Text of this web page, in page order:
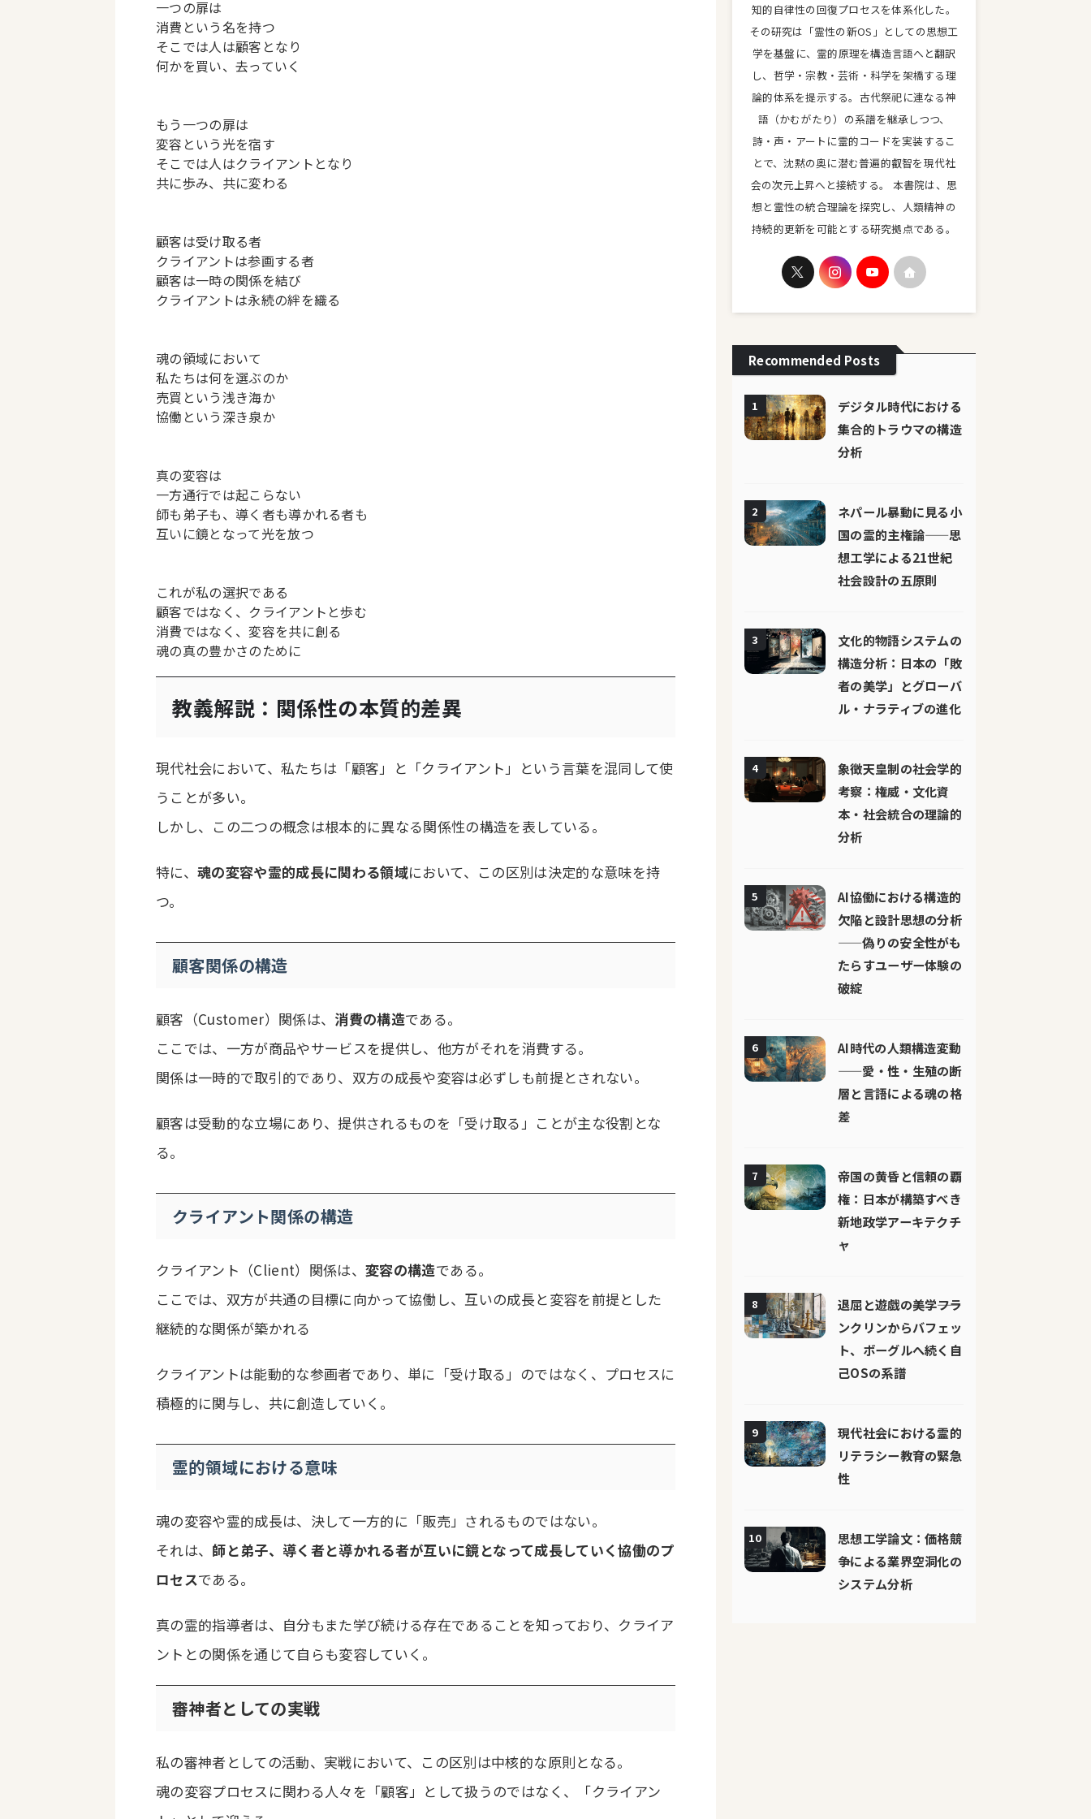
一つの扉は
消費 という名を持つ
そこでは人は顧客となり
何かを買い、去っていく
もう一つの扉は
変容 という光を宿す
そこでは人はクライアントとなり
共に歩み、共に変わる
顧客は受け取る者
クライアントは参画する者
顧客は一時の関係を結び
クライアントは永続の絆を織る
魂の領域において
私たちは何を選ぶのか
売買 という浅き海か
協働 という深き泉か
真の変容は
一方通行では起こらない
師も弟子も、導く者も導かれる者も
互いに鏡となって光を放つ
これが私の選択である
顧客ではなく、クライアントと歩む
消費ではなく、変容を共に創る
魂の真の豊かさのために
教義解説：関係性の本質的差異
現代社会において、私たちは「顧客」と「クライアント」という言葉を混同して使
うことが多い。
しかし、この二つの概念は根本的に異なる関係性の構造を表している。
特に、魂の変容や霊的成長に関わる領域において、この区別は決定的な意味を持
つ。
顧客関係の構造
顧客（Customer）関係は、 消費の構造である。
ここでは、一方が商品やサービスを提供し、他方がそれを消費する。
関係は一時的で取引的であり、双方の成長や変容は必ずしも前提とされない。
顧客は受動的な立場にあり、提供されるものを「受け取る」ことが主な役割とな
る。
クライアント関係の構造
クライアント（Client）関係は、変容の構造である。
ここでは、双方が共通の目標に向かって協働し、互いの成長と変容を前提とした
継続的な関係が築かれる
クライアントは能動的な参画者であり、単に「受け取る」のではなく、プロセスに
積極的に関与し、共に創造していく。
霊的領域における意味
魂の変容や霊的成長は、決して一方的に「販売」されるものではない。
それは、 師と弟子、導く者と導かれる者が互いに鏡となって成長していく協働のプ
ロセスである。
真の霊的指導者は、自分もまた学び続ける存在であることを知っており、クライア
ントとの関係を通じて自らも変容していく。
審神者としての実戦
私の審神者としての活動、実戦において、この区別は中核的な原則となる。
魂の変容プロセスに関わる人々を「顧客」として扱うのではなく、「クライアン
知的自律性の回復プロセスを体系化した。
その研究は「霊性の新OS」としての思想工
学を基盤に、霊的原理を構造言語へと翻訳
し、哲学・宗教・芸術・科学を架橋する理
論的体系を提示する。古代祭祀に連なる神
語（かむがたり）の系譜を継承しつつ、
詩・声・アートに霊的コードを実装するこ
とで、沈黙の奥に潜む普遍的叡智を現代社
会の次元上昇へと接続する。 本書院は、思
想と霊性の統合理論を探究し、人類精神の
持続的更新を可能とする研究拠点である。
Recommended Posts
1
デジタル時代における
集合的トラウマの構造
分析
2
ネパール暴動に見る小
国の霊的主権論——思
想工学による21世紀
社会設計の五原則
3
文化的物語システムの
構造分析：日本の「敗
者の美学」とグローバ
ル・ナラティブの進化
4
象徴天皇制の社会学的
考察：権威・文化資
本・社会統合の理論的
分析
5
AI協働における構造的
欠陥と設計思想の分析
——偽りの安全性がも
たらすユーザー体験の
破綻
6
AI時代の人類構造変動
——愛・性・生殖の断
層と言語による魂の格
差
7
帝国の黄昏と信頼の覇
権：日本が構築すべき
新地政学アーキテクチ
ャ
8
退屈と遊戯の美学――フラ
ンクリンからバフェッ
ト、ボーグルへ続く自
己OSの系譜
9
現代社会における霊的
リテラシー教育の緊急
性
10
思想工学論文：価格競
争による業界空洞化の
システム分析